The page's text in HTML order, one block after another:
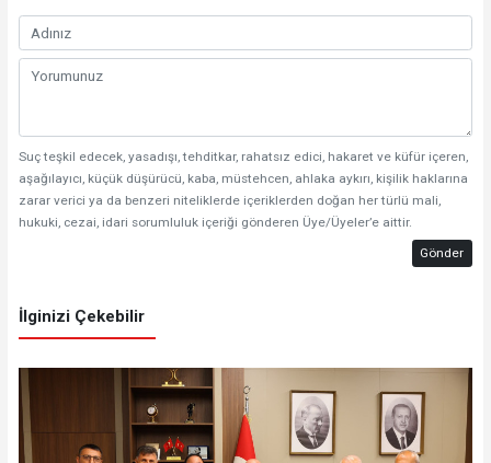
Suç teşkil edecek, yasadışı, tehditkar, rahatsız edici, hakaret ve küfür içeren,
aşağılayıcı, küçük düşürücü, kaba, müstehcen, ahlaka aykırı, kişilik haklarına
zarar verici ya da benzeri niteliklerde içeriklerden doğan her türlü mali,
hukuki, cezai, idari sorumluluk içeriği gönderen Üye/Üyeler’e aittir.
Gönder
İlginizi Çekebilir